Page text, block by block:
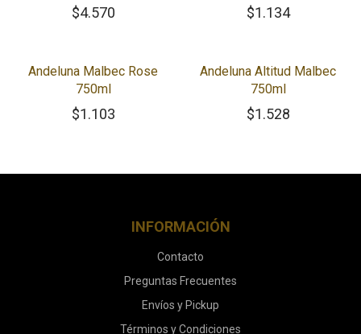
$4.570 $1.134
Andeluna Malbec Rose
750ml
$1.103
Andeluna Altitud Malbec
750ml
$1.528
INFORMACIÓN
Contacto
Preguntas Frecuentes
Envíos y Pickup
Términos y Condiciones